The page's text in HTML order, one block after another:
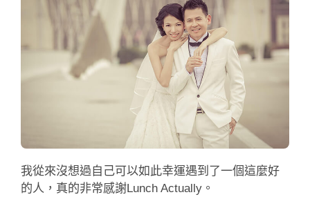
我從來沒想過自己可以如此幸運遇到了一個這麼好
的人，真的非常感謝Lunch Actually。